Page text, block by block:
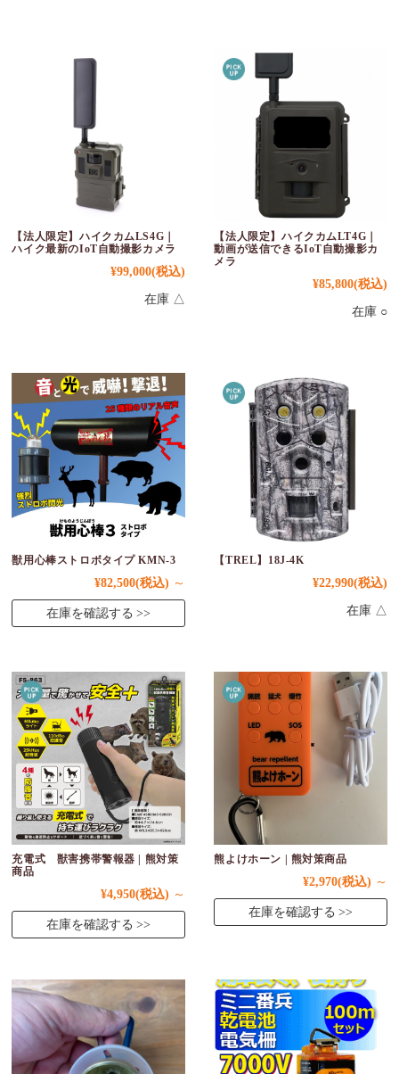
【法人限定】ハイクカムLS4G｜
ハイク最新のIoT自動撮影カメラ
¥99,000(税込)
在庫 △
【法人限定】ハイクカムLT4G｜
動画が送信できるIoT自動撮影カ
メラ
¥85,800(税込)
在庫 ○
獣用心棒ストロボタイプ KMN-3
¥82,500(税込) ～
在庫を確認する
【TREL】18J-4K
¥22,990(税込)
在庫 △
充電式 獣害携帯警報器 | 熊対策
商品
¥4,950(税込) ～
在庫を確認する
熊よけホーン | 熊対策商品
¥2,970(税込) ～
在庫を確認する